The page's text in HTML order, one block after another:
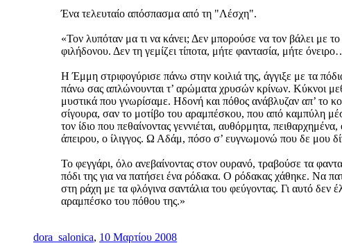
Ένα τελευταίο απόσπασμα από τη "Λέσχη".
«Τον λυπόταν μα τι να κάνει; Δεν μπορούσε να τον βάλει με
φιλήδονου. Δεν τη γεμίζει τίποτα, μήτε φαντασία, μήτε
Η Έμμη στριφογύρισε πάνω στην κοιλιά της, άγγιξε με τα
πάνω σας απλώνουνται τ’ αρώματα χρυσών κρίνων. Κύκνοι
μυστικά που γνωρίσαμε. Ηδονή και πόθος ανάβλυζαν απ’ το
σίγουρα, σαν το μοτίβο του αραμπέσκου, που από καμπύλη
τον ίδιο που πεθαίνοντας γεννιέται, αυθόρμητα,
άπειρου, ο ίλιγγος. Ω Αδάμ, πόσο σ’ ευγνωμονώ που δε μου
Το φεγγάρι, όλο ανεβαίνοντας στον ουρανό, τραβούσε τα
πόδι της για να πατήσει ένα ρόδακα. Ο ρόδακας χάθηκε. Να
στη ράχη με τα φλόγινα σαντάλια του φεύγοντας. Γι αυτό
αραμπέσκο του πόθου της.»
dora_salonica, 10 Μαρτίου 2008